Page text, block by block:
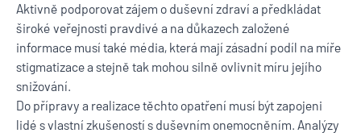
Aktivně podporovat zájem o duševní zdraví a předkládat
široké veřejnosti pravdivé a na důkazech založené
informace musí také média, která mají zásadní podíl na míře
stigmatizace a stejně tak mohou silně ovlivnit míru jejího
snižování.
Do přípravy a realizace těchto opatření musí být zapojeni
lidé s vlastní zkušeností s duševním onemocněním. Analýzy